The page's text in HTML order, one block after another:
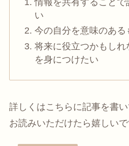
い
今の自分を意味のある
将来に役立つかもし
を身につけたい
詳しくはこちらに記事を書い
お読みいただけたら嬉しいで